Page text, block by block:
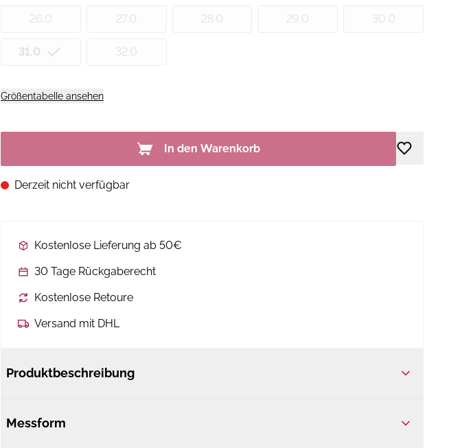
26.0 27.0 28.0 29.0 30.0
31.0 32.0
Größentabelle ansehen
In den Warenkorb
Derzeit nicht verfügbar
Kostenlose Lieferung ab 50€
30 Tage Rückgaberecht
Kostenlose Retoure
Versand mit DHL
Produktbeschreibung
Messform